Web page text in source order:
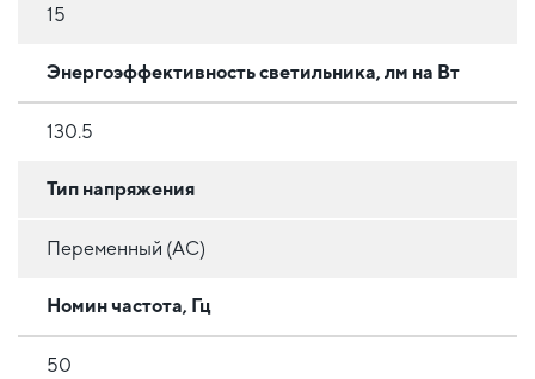
15
Энергоэффективность светильника, лм на Вт
130.5
Тип напряжения
Переменный (AC)
Номин частота, Гц
50